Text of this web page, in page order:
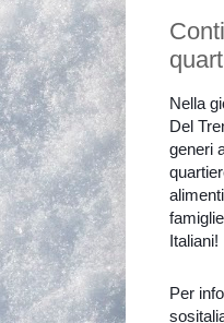
Nella
Del
generi
Italiani!
Per